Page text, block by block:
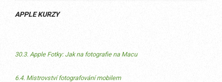
APPLE KURZY
30.3. Apple Fotky: Jak na fotografie na Macu
6.4. Mistrovství fotografování mobilem